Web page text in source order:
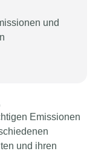
und
Emissionen
und ihren